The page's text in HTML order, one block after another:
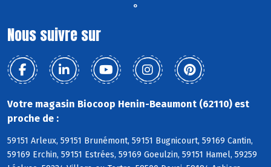
°
Nous suivre sur
Votre magasin Biocoop Henin-Beaumont (62110) est
proche de :
59151 Arleux, 59151 Brunémont, 59151 Bugnicourt, 59169 Cantin,
59169 Erchin, 59151 Estrées, 59169 Goeulzin, 59151 Hamel, 59259